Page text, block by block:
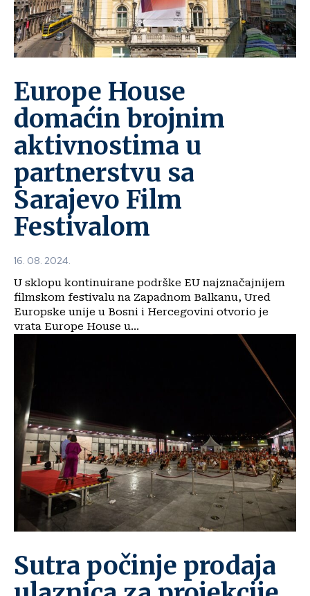
Europe House
domaćin brojnim
aktivnostima u
partnerstvu sa
Sarajevo Film
Festivalom
16. 08. 2024.
U sklopu kontinuirane podrške EU najznačajnijem
filmskom festivalu na Zapadnom Balkanu, Ured
Europske unije u Bosni i Hercegovini otvorio je
vrata Europe House u...
Sutra počinje prodaja